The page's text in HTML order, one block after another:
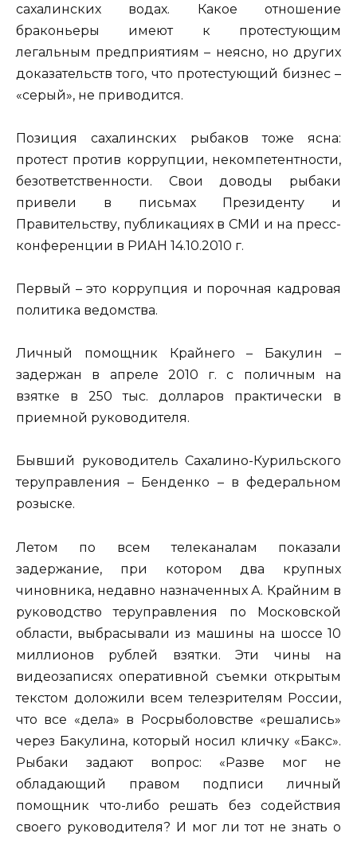
сахалинских водах. Какое отношение
браконьеры имеют к протестующим
легальным предприятиям – неясно, но других
доказательств того, что протестующий бизнес –
«серый», не приводится.
Позиция сахалинских рыбаков тоже ясна:
протест против коррупции, некомпетентности,
безответственности. Свои доводы рыбаки
привели в письмах Президенту и
Правительству, публикациях в СМИ и на пресс-
конференции в РИАН 14.10.2010 г.
Первый – это коррупция и порочная кадровая
политика ведомства.
Личный помощник Крайнего – Бакулин –
задержан в апреле 2010 г. с поличным на
взятке в 250 тыс. долларов практически в
приемной руководителя.
Бывший руководитель Сахалино-Курильского
теруправления – Бенденко – в федеральном
розыске.
Летом по всем телеканалам показали
задержание, при котором два крупных
чиновника, недавно назначенных А. Крайним в
руководство теруправления по Московской
области, выбрасывали из машины на шоссе 10
миллионов рублей взятки. Эти чины на
видеозаписях оперативной съемки открытым
текстом доложили всем телезрителям России,
что все «дела» в Росрыболовстве «решались»
через Бакулина, который носил кличку «Бакс».
Рыбаки задают вопрос: «Разве мог не
обладающий правом подписи личный
помощник что-либо решать без содействия
своего руководителя? И мог ли тот не знать о